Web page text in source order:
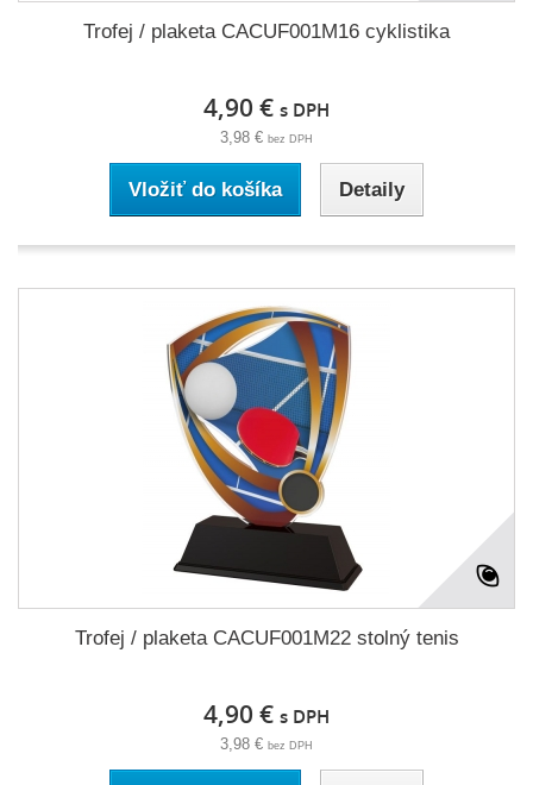
Trofej / plaketa CACUF001M16 cyklistika
4,90 € s DPH
3,98 € bez DPH
Vložiť do košíka Detaily
Trofej / plaketa CACUF001M22 stolný tenis
4,90 € s DPH
3,98 € bez DPH